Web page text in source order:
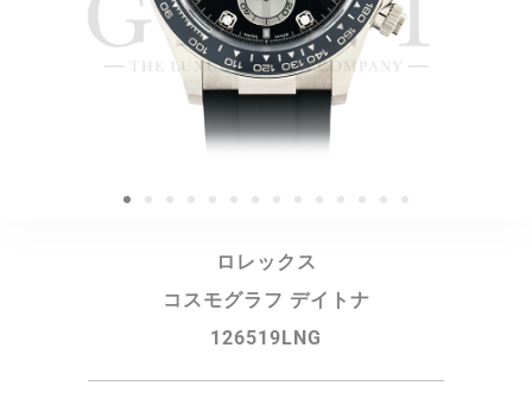
ロレックス
コスモグラフ デイトナ
126519LNG